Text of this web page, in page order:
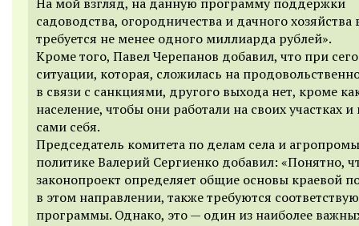
садоводства, огородничества и дачного хозяйства
требуется не менее одного миллиарда рублей».
Кроме того, Павел Черепанов добавил, что при
ситуации, которая, сложилась на
в связи с санкциями, другого выхода нет, кроме
население, чтобы они работали на своих участках
сами себя.
Председатель комитета по делам села и
политике Валерий Сергиенко добавил: «Понятно,
законопроект определяет общие основы краевой
в этом направлении, также требуются
программы. Однако, это — один из наиболее